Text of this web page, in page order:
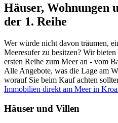
Häuser, Wohnungen
der 1. Reihe
Wer würde nicht davon träumen,
Meeresufer zu besitzen? Wir
ersten Reihe zum Meer an - vom
Alle Angebote, was die Lage am
worauf Sie beim Kauf achten
Immobilien direkt am Meer in
Häuser und Villen